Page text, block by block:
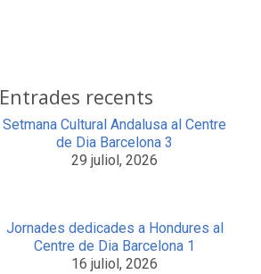
Entrades recents
Setmana Cultural Andalusa al Centre
de Dia Barcelona 3
29 juliol, 2026
Jornades dedicades a Hondures al
Centre de Dia Barcelona 1
16 juliol, 2026